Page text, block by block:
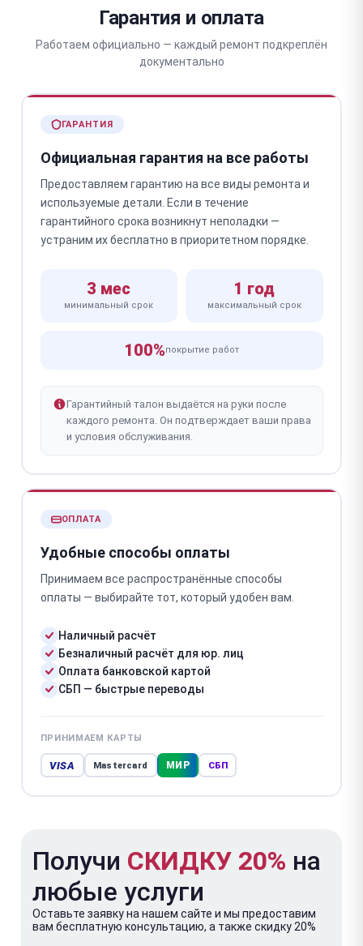
Гарантия и оплата
Работаем официально — каждый ремонт подкреплён
документально
ГАРАНТИЯ
Официальная гарантия на все работы
Предоставляем гарантию на все виды ремонта и
используемые детали. Если в течение
гарантийного срока возникнут неполадки —
устраним их бесплатно в приоритетном порядке.
3 мес
минимальный срок
1 год
максимальный срок
100%покрытие работ
Гарантийный талон выдаётся на руки после
каждого ремонта. Он подтверждает ваши права
и условия обслуживания.
ОПЛАТА
Удобные способы оплаты
Принимаем все распространённые способы
оплаты — выбирайте тот, который удобен вам.
Наличный расчёт
Безналичный расчёт для юр. лиц
Оплата банковской картой
СБП — быстрые переводы
ПРИНИМАЕМ КАРТЫ
VISA Mastercard МИР СБП
Получи СКИДКУ 20% на
любые услуги
Оставьте заявку на нашем сайте и мы предоставим
вам бесплатную консультацию, а также скидку 20%